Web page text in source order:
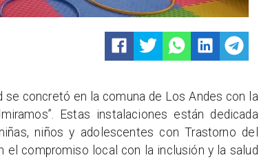
concretó en la comuna de Los Andes con la
Estas instalaciones están dedicada
niños y adolescentes con Trastorno del
el compromiso local con la inclusión y la salud